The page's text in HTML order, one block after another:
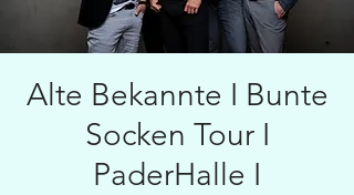
Alte Bekannte I Bunte
Socken Tour I
PaderHalle I